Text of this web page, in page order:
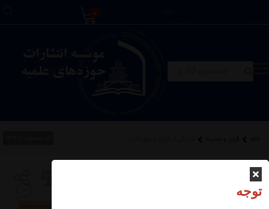
توجه
مباحثی از تاریخ و علوم
قرآن